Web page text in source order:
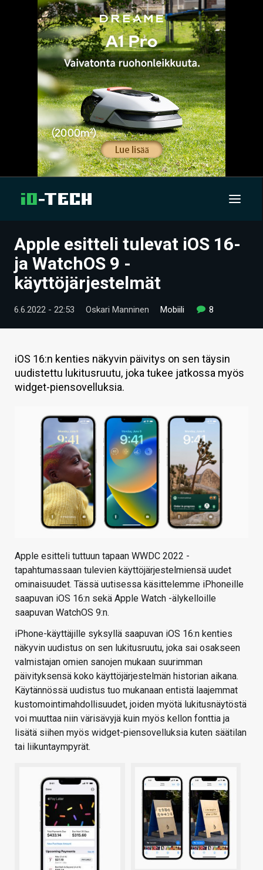
UUTISET
ARTIKKELIT
VIDEOT
TECHBBS
TIETOA
HINTA.FI
VAIHDA TEEMA
HAKU
Apple esitteli tulevat iOS 16-
ja WatchOS 9 -
käyttöjärjestelmät
6.6.2022 - 22:53 Oskari Manninen Mobiili 8
iOS 16:n kenties näkyvin päivitys on sen täysin
uudistettu lukitusruutu, joka tukee jatkossa myös
widget-piensovelluksia.
Apple esitteli tuttuun tapaan WWDC 2022 -
tapahtumassaan tulevien käyttöjärjestelmiensä uudet
ominaisuudet. Tässä uutisessa käsittelemme iPhoneille
saapuvan iOS 16:n sekä Apple Watch -älykelloille
saapuvan WatchOS 9:n.
iPhone-käyttäjille syksyllä saapuvan iOS 16:n kenties
näkyvin uudistus on sen lukitusruutu, joka sai osakseen
valmistajan omien sanojen mukaan suurimman
päivityksensä koko käyttöjärjestelmän historian aikana.
Käytännössä uudistus tuo mukanaan entistä laajemmat
kustomointimahdollisuudet, joiden myötä lukitusnäytöstä
voi muuttaa niin värisävyjä kuin myös kellon fonttia ja
lisätä siihen myös widget-piensovelluksia kuten säätilan
tai liikuntaympyrät.